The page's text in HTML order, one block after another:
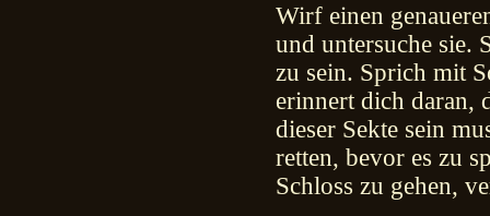
Wirf einen
und untersuche sie.
zu sein. Sprich mit
erinnert dich daran,
dieser Sekte sein
retten, bevor es zu
Schloss zu gehen,